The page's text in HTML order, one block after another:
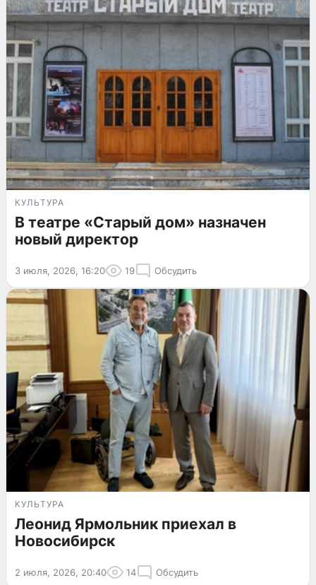
КУЛЬТУРА
В театре «Старый дом» назначен
новый директор
3 июля, 2026, 16:20 19 Обсудить
КУЛЬТУРА
Леонид Ярмольник приехал в
Новосибирск
2 июля, 2026, 20:40 14 Обсудить